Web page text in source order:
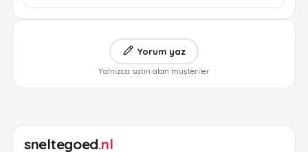
Yorum yaz
Yalnızca satın alan müşteriler
sneltegoed.nl